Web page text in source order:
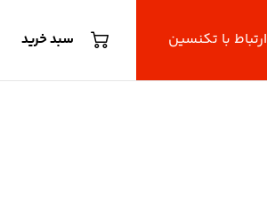
سبد خرید ارتباط با تکنسین